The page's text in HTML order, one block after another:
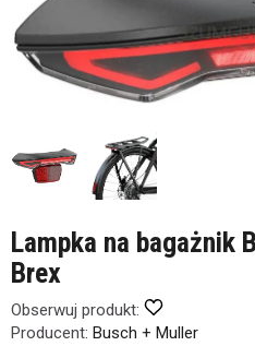
Lampka na bagażnik
Brex
Obserwuj produkt:
Producent: Busch + Muller